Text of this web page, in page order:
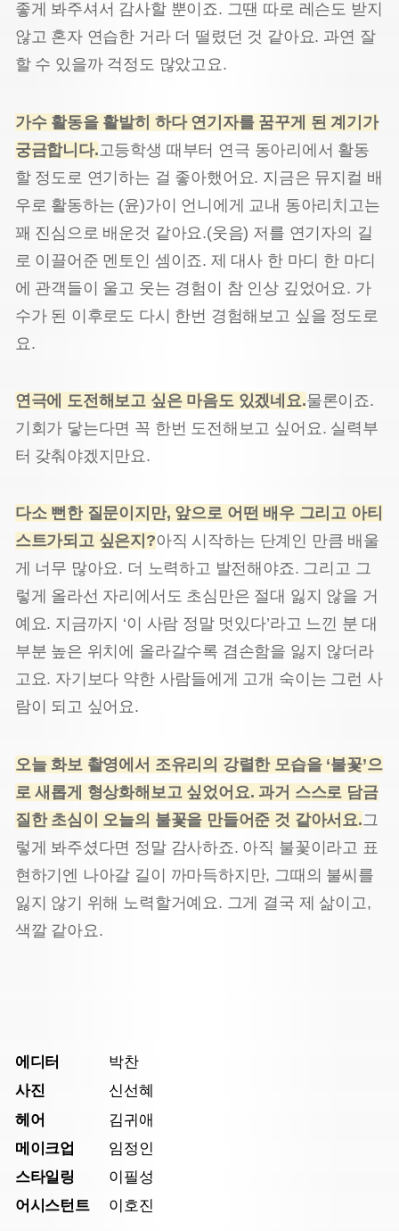
좋게 봐주셔서 감사할 뿐이죠. 그땐 따로 레슨도 받지
않고 혼자 연습한 거라 더 떨렸던 것 같아요. 과연 잘
할 수 있을까 걱정도 많았고요.
가수 활동을 활발히 하다 연기자를 꿈꾸게 된 계기가
궁금합니다. 고등학생 때부터 연극 동아리에서 활동
할 정도로 연기하는 걸 좋아했어요. 지금은 뮤지컬 배
우로 활동하는 (윤)가이 언니에게 교내 동아리치고는
꽤 진심으로 배운것 같아요.(웃음) 저를 연기자의 길
로 이끌어준 멘토인 셈이죠. 제 대사 한 마디 한 마디
에 관객들이 울고 웃는 경험이 참 인상 깊었어요. 가
수가 된 이후로도 다시 한번 경험해보고 싶을 정도로
요.
연극에 도전해보고 싶은 마음도 있겠네요.물론이죠.
기회가 닿는다면 꼭 한번 도전해보고 싶어요. 실력부
터 갖춰야겠지만요.
다소 뻔한 질문이지만, 앞으로 어떤 배우 그리고 아티
스트가되고 싶은지 ?아직 시작하는 단계인 만큼 배울
게 너무 많아요. 더 노력하고 발전해야죠. 그리고 그
렇게 올라선 자리에서도 초심만은 절대 잃지 않을 거
예요. 지금까지 ‘이 사람 정말 멋있다’라고 느낀 분 대
부분 높은 위치에 올라갈수록 겸손함을 잃지 않더라
고요. 자기보다 약한 사람들에게 고개 숙이는 그런 사
람이 되고 싶어요.
오늘 화보 촬영에서 조유리의 강렬한 모습을 ‘불꽃’으
로 새롭게 형상화해보고 싶었어요. 과거 스스로 담금
질한 초심이 오늘의 불꽃을 만들어준 것 같아서요. 그
렇게 봐주셨다면 정말 감사하죠. 아직 불꽃이라고 표
현하기엔 나아갈 길이 까마득하지만, 그때의 불씨를
잃지 않기 위해 노력할거예요. 그게 결국 제 삶이고,
색깔 같아요.
에디터
박찬
사진
신선혜
헤어
김귀애
메이크업
임정인
스타일링
이필성
어시스턴트
이호진